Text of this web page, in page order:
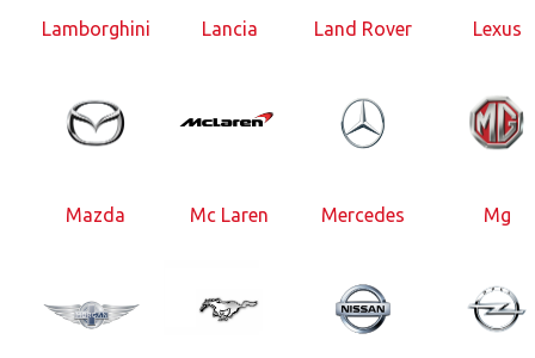
Lamborghini Lancia Land Rover Lexus
Mazda Mc Laren Mercedes Mg